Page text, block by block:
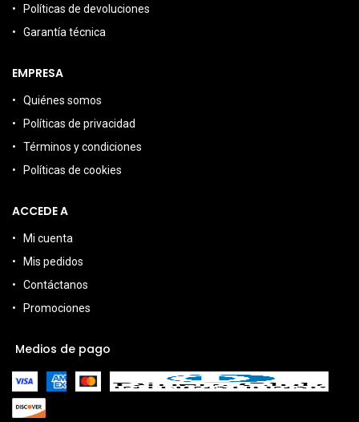
Políticas de devoluciones
Garantía técnica
EMPRESA
Quiénes somos
Políticas de privacidad
Términos y condiciones
Políticas de cookies
ACCEDE A
Mi cuenta
Mis pedidos
Contáctanos
Promociones
Medios de pago